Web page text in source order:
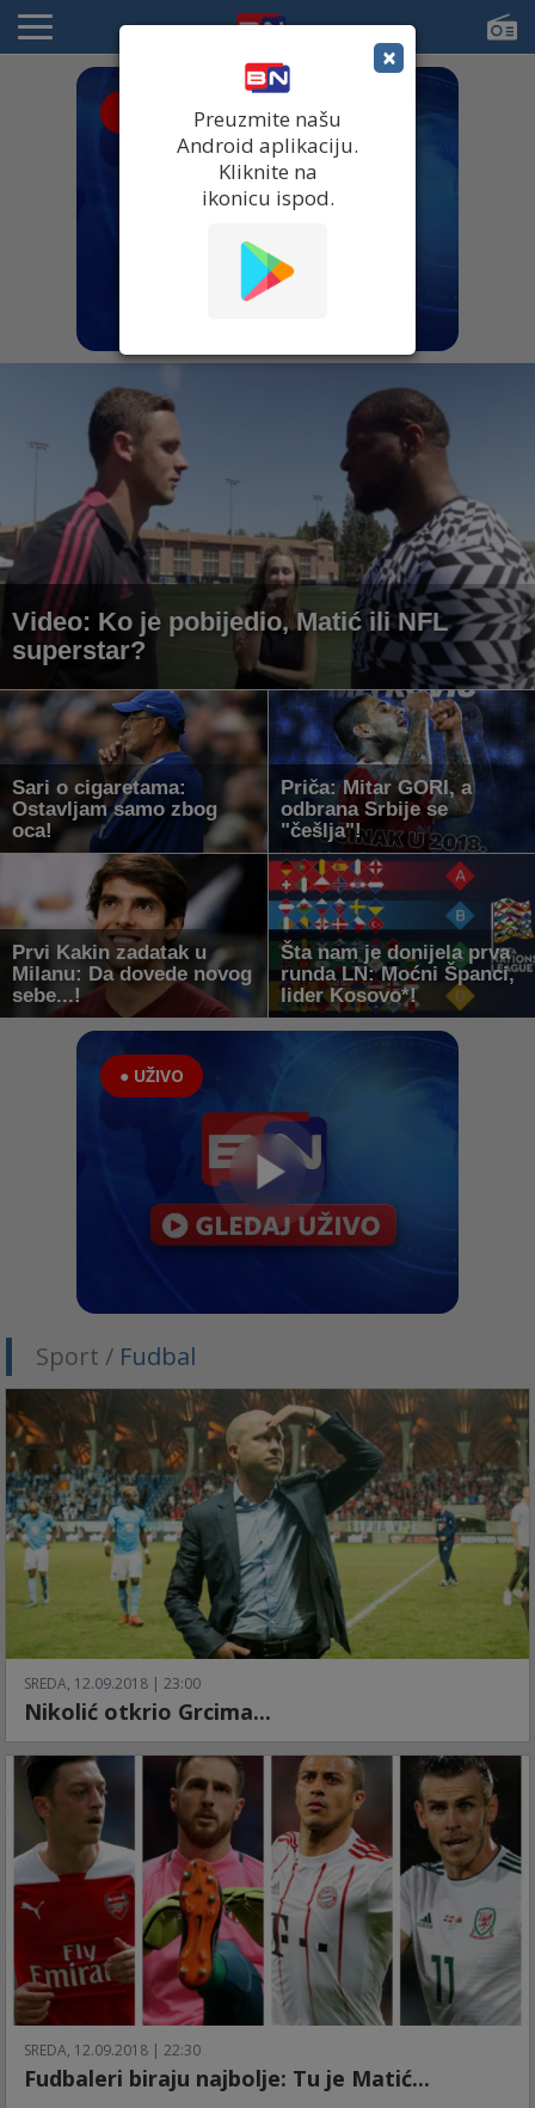
Video: Ko je pobijedio, Matić ili NFL
superstar?
Sari o cigaretama:
Ostavljam samo zbog
oca!
Priča: Mitar GORI, a
odbrana Srbije se
"češlja"!
Prvi Kakin zadatak u
Milanu: Da dovede novog
sebe...!
Šta nam je donijela prva
runda LN: Moćni Španci,
lider Kosovo*!
● UŽIVO
Sport / Fudbal
SREDA, 12.09.2018 | 23:00
Nikolić otkrio Grcima...
SREDA, 12.09.2018 | 22:30
Fudbaleri biraju najbolje: Tu je Matić...
×
Preuzmite našu
Android aplikaciju.
Kliknite na
ikonicu ispod.